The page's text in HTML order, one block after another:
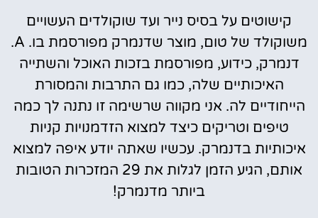
קישוטים על בסיס נייר ועד שוקולדים העשויים
משוקולד של טום, מוצר שדנמרק מפורסמת בו. A.
דנמרק, כידוע, מפורסמת בזכות האוכל והשתייה
האיכותיים שלה, כמו גם התרבות והמסורת
הייחודיים לה. אני מקווה שרשימה זו נתנה לך כמה
טיפים וטריקים כיצד למצוא הזדמנויות קניות
איכותיות בדנמרק. עכשיו שאתה יודע איפה למצוא
אותם, הגיע הזמן לגלות את 29 המזכרות הטובות
ביותר מדנמרק!